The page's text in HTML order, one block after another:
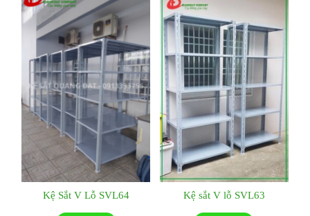
Kệ Sắt V Lỗ SVL64 Kệ sắt V lỗ SVL63